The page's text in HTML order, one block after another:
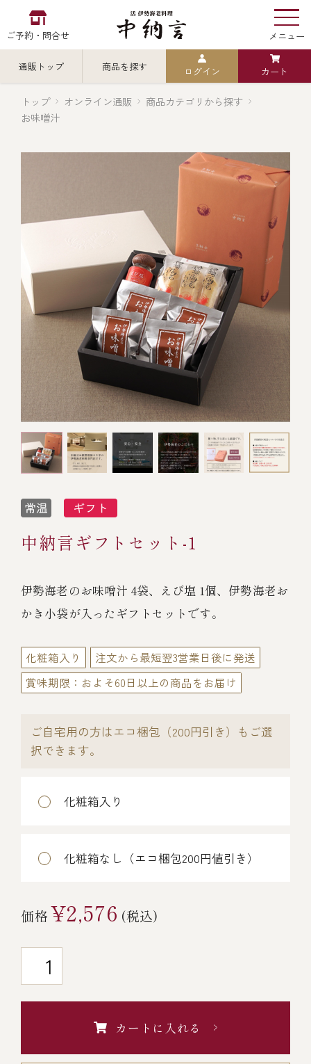
ご予約・問合せ メニュー
中納言の お食い初め
用途・シーン
ご結婚式 1.5次会・
二次会
レストラン
オンライン通販
(造り/焼物/蒸し/ボイル伊勢海老)
(ごちそう重/誕生日重/還暦重/お食い初め重)
(生おせち/おせち冷凍)
(中納言/鉄板焼ひかり)
弁当宅配・仕出し
鉄板焼 ひかり サイトマップ
通販トップ 商品を探す
全ての商品を見る
伊勢海老
全ての商品を見る
お造り（お刺身）
焼物
蒸し
ボイル伊勢海老
ごちそう重
全ての商品を見る
ごちそう重
還暦重
誕生日重
お食い初め重
おせち
全ての商品を見る
生おせち
おせち冷凍
海鮮鍋
海鮮ＢＢＱ
調味料
お味噌汁
全ての商品を見る
鉄板焼ひかり
伊勢海老料理（中納言厨房）
お弁当（冷凍）
ギフト/贈り物
～￥2,999
￥3,000～￥4,999
￥5,000～￥9,999
￥10,000～￥14,999
ログイン カート
トップ オンライン通販
商品カテゴリから探す
お味噌汁
中納言ギフトセット-1
伊勢海老のお味噌汁 4袋、えび塩 1個、伊勢海老お
かき小袋が入ったギフトセットです。
化粧箱入り
注文から最短翌3営業日後に発送
賞味期限：およそ60日以上の商品をお届け
ご自宅用の方はエコ梱包（200円引き）もご選
択できます。
化粧箱入り
化粧箱なし（エコ梱包200円値引き）
価格¥2,576 (税込)
カートに入れる